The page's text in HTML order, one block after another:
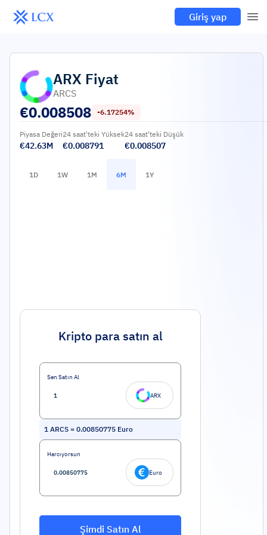
Giriş yap
ARX Fiyat
ARCS
€0.008508 -6.17254%
Piyasa Değeri
€42.63M
24 saat'teki Yüksek
€0.008791
24 saat'teki Düşük
€0.008507
1D 1W 1M 6M 1Y
Kripto para satın al
Sen Satın Al
ARX
1 ARCS = 0.00850775 Euro
Harcıyorsun
Euro
Şimdi Satın Al